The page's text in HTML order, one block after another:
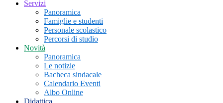
Servizi
Panoramica
Famiglie e studenti
Personale scolastico
Percorsi di studio
Novità
Panoramica
Le notizie
Bacheca sindacale
Calendario Eventi
Albo Online
Didattica